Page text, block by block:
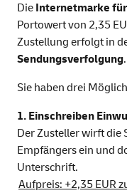
Die Internetmarke
Portowert von 2,35
Zustellung erfolgt in
Sendungsverfolgung.
Sie haben drei
1. Einschreiben
Der Zusteller wirft die
Empfängers ein und
Unterschrift.
Aufpreis: +2,35 EUR